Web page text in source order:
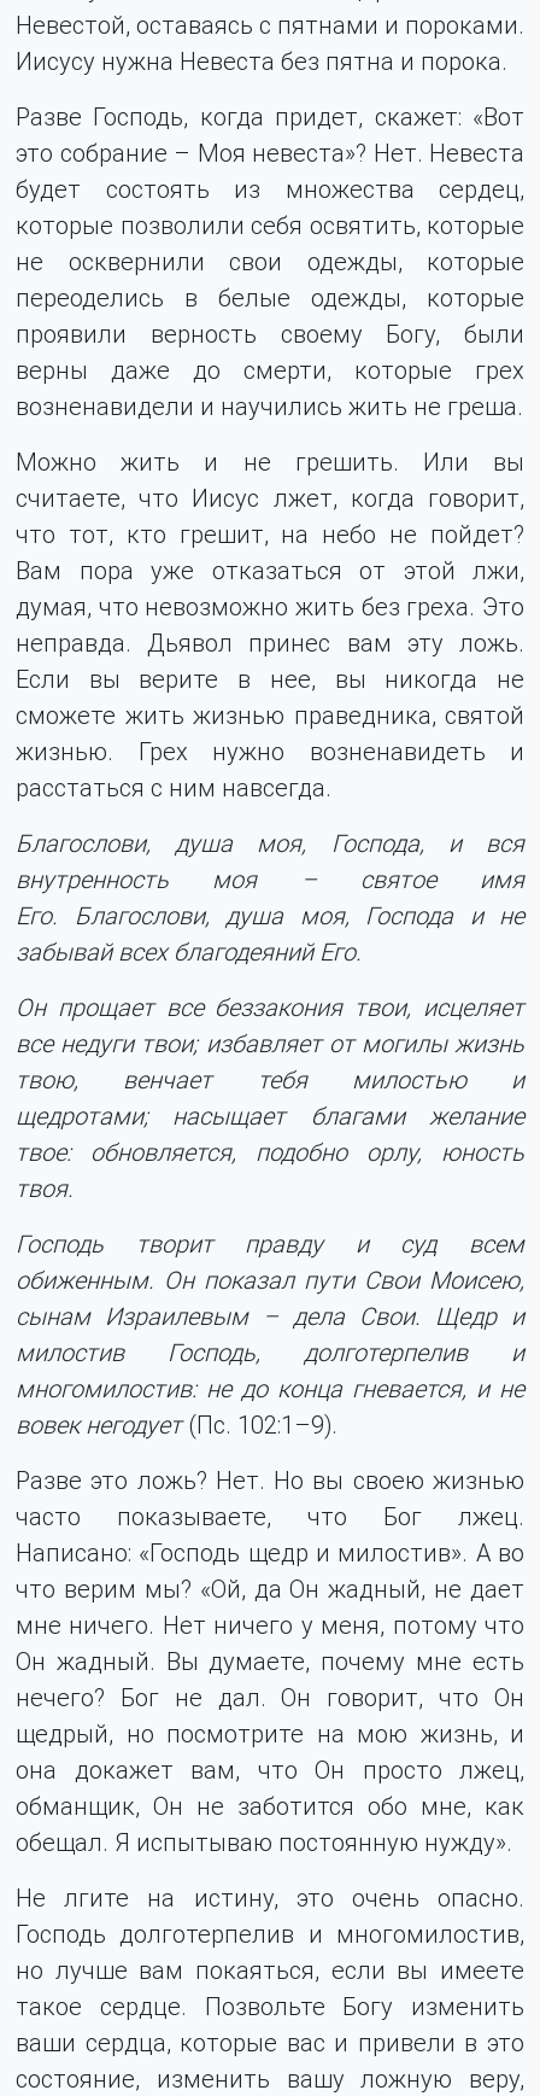
Невестой, оставаясь с пятнами и пороками.
Иисусу нужна Невеста без пятна и порока.
Разве Господь, когда придет, скажет: «Вот
это собрание – Моя невеста»? Нет. Невеста
будет состоять из множества сердец,
которые позволили себя освятить, которые
не осквернили свои одежды, которые
переоделись в белые одежды, которые
проявили верность своему Богу, были
верны даже до смерти, которые грех
возненавидели и научились жить не греша.
Можно жить и не грешить. Или вы
считаете, что Иисус лжет, когда говорит,
что тот, кто грешит, на небо не пойдет?
Вам пора уже отказаться от этой лжи,
думая, что невозможно жить без греха. Это
неправда. Дьявол принес вам эту ложь.
Если вы верите в нее, вы никогда не
сможете жить жизнью праведника, святой
жизнью. Грех нужно возненавидеть и
расстаться с ним навсегда.
Благослови, душа моя, Господа, и вся
внутренность моя – святое имя
Его. Благослови, душа моя, Господа и не
забывай всех благодеяний Его.
Он прощает все беззакония твои, исцеляет
все недуги твои; избавляет от могилы жизнь
твою, венчает тебя милостью и
щедротами; насыщает благами желание
твое: обновляется, подобно орлу, юность
твоя.
Господь творит правду и суд всем
обиженным. Он показал пути Свои Моисею,
сынам Израилевым – дела Свои. Щедр и
милостив Господь, долготерпелив и
многомилостив: не до конца гневается, и не
вовек негодует(Пс. 102:1–9).
Разве это ложь? Нет. Но вы своею жизнью
часто показываете, что Бог лжец.
Написано: «Господь щедр и милостив». А во
что верим мы? «Ой, да Он жадный, не дает
мне ничего. Нет ничего у меня, потому что
Он жадный. Вы думаете, почему мне есть
нечего? Бог не дал. Он говорит, что Он
щедрый, но посмотрите на мою жизнь, и
она докажет вам, что Он просто лжец,
обманщик, Он не заботится обо мне, как
обещал. Я испытываю постоянную нужду».
Не лгите на истину, это очень опасно.
Господь долготерпелив и многомилостив,
но лучше вам покаяться, если вы имеете
такое сердце. Позвольте Богу изменить
ваши сердца, которые вас и привели в это
состояние, изменить вашу ложную веру,